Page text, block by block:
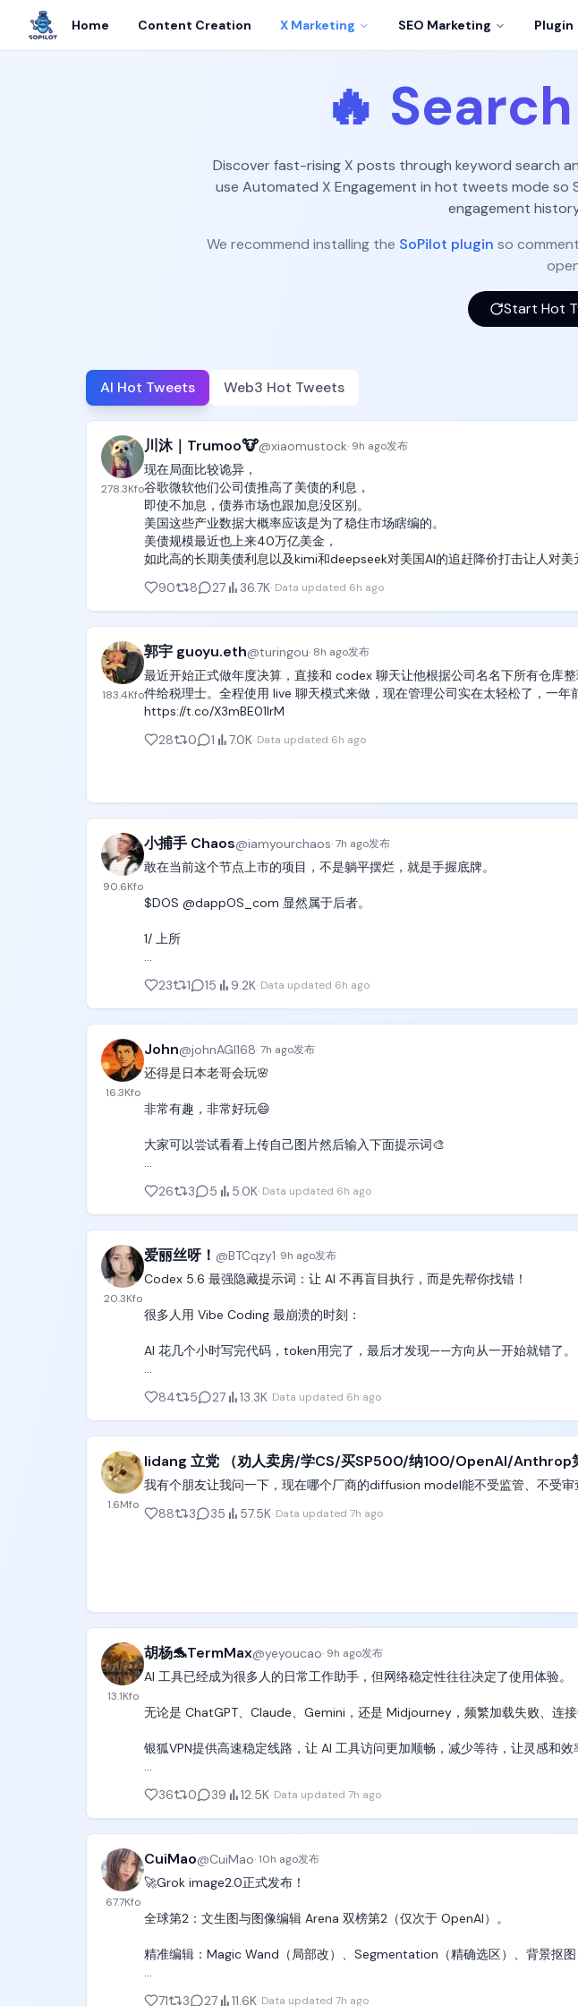
Home Content Creation X Marketing SEO Marketing Plugin
🔥
Discover fast-rising X posts through keyword search
use Automated X Engagement in hot tweets mode
engagement
We recommend installing the SoPilot plugin so
Start Hot
AI Hot Tweets Web3 Hot Tweets
278.3Kfo
川沐｜Trumoo🐮@xiaomustock· 9h ago发布
现在局面比较诡异，
谷歌微软他们公司债推高了美债的利息，
即使不加息，债券市场也跟加息没区别。
美国这些产业数据大概率应该是为了稳住市场瞎编的。
美债规模最近也上来40万亿美金，
如此高的长期美债利息以及kimi和deepseek对美国AI的追赶降价打击让人对美
90 8 27 36.7K· Data updated 6h ago
183.4Kfo
郭宇 guoyu.eth@turingou· 8h ago发布
最近开始正式做年度决算，直接和 codex 聊天让他根据公司名名下所有仓库
件给税理士。全程使用 live 聊天模式来做，现在管理公司实在太轻松了，一年
https://t.co/X3mBE01lrM
28
0 1 7.0K· Data updated 6h ago
90.6Kfo
小捕手 Chaos@iamyourchaos·7h ago发布
敢在当前这个节点上市的项目，不是躺平摆烂，就是手握底牌。
$DOS @dappOS_com 显然属于后者。
1/ 上所
这套配置基本拉满，没什么好挑的。
但 $DOS 手里还藏着一张牌：韩国交易所。
不论是 Kaito 的 Pre-TGE 榜单，还是韩国本土的第三方排名，DAPPOS 都稳居
强社区共识叠加 AI 赛道热度，是 $DOS 后续登陆韩所的最大底气。
2/ 估值
DAPPOS A 轮融资估值：3 亿美元
$DOS 盘前估值：约 3.2 亿美元
数字高度吻合，3 亿美元上下就是市场和共识给出的公允定价。
除此之外，还可以找到两个参照物来辅助判断：
3/ 代币经济
团队 20%
金库 20%
营销 11.5%
投资者和团队的代币设有 12 个月锁定期，且筹码集中度较高。
开盘时的主要抛压来源是空投的 6% + 营销的部分解锁代币，整体流通量可控
4/ 结语
个人持有 $DOS 空投。
利益相关，DYOR。
23 1 15 9.2K· Data updated 6h ago
16.3Kfo
John@johnAGI168·7h ago发布
还得是日本老哥会玩🌸
非常有趣，非常好玩😄
大家可以尝试看看上传自己图片然后输入下面提示词🎨
【风格】日本大型综艺水上闯关特别节目（Japanese TV Game Show，
实摄影（Photorealistic），高饱和夏日色彩，全片实时无慢动作
【时长】30秒
【场景】晴天户外大型休闲泳池闯关赛道，五关从左到右一字排开。第一关：
第二关：水面上一块直径3米的红黄配色圆形浮盘，装在水下轴上持续匀速自
浮块，随水波上下起伏。第四关：一面倾斜的蓝色湿滑爬坡墙，顶端垂下几根
道，湿润反光的乙烯基表面印红色火焰纹，靠电机持续匀速自转，粗细刚好能
方是清澈泳池、无安全垫。背景棕榈树、大型水滑梯、灯架、解说席、坐满观
【固定项】五关的位置尺寸颜色与连接关系全片不变；画面中始终只有一名挑
然湿透；圆形浮盘和黄色管道在出现的所有镜头中都必须是持续转动的
动作：蜂鸣器一响，她用力向前蹬出，滑轮沿缆绳向右滑行，身体在水面上方
解说：「まずはターザンロープ！」（首先是泰山绳！）
音效：起跳蜂鸣器、滑轮滑行声、全场欢呼。
[00:03-00:07] 镜头2：转盘落地（Fixed Side Shot）
镜头：浮盘侧面固定机位，人、绳、转盘同框。
画面：红黄配色的圆形浮盘正在水面上持续匀速自转，湿滑表面反光。
表情：眉毛猛地扬起，牙关咬紧，随即咧嘴笑。
解说：「回転盤だ！耐えた！」（是转盘！撑住了！）
音效：转盘轴的低频嗡嗡声、鞋底摩擦声、爆发的欢呼。
26 3 5 5.0K· Data updated 6h ago
20.3Kfo
爱丽丝呀！ @BTCqzy1· 9h ago发布
Codex 5.6 最强隐藏提示词：让 AI 不再盲目执行，而是先帮你找错！
很多人用 Vibe Coding 最崩溃的时刻：
AI 花几个小时写完代码，token用完了，最后才发现——方向从一开始就错了。
分享一个我反复测试后的codex提示词，让 Codex 开启高级工程师评审模式：
“在执行任何任务前，请先进行独立判断：
检查我的需求是否存在错误前提、逻辑漏洞、信息缺失或隐藏风险。
在执行前，评估方案的长期维护成本和可能影响。”
换成这种方式后，Codex 最大的变化：
1️⃣ 提前发现问题
2️⃣ 优化技术决策
不只是完成功能，而是帮助找到更可靠的实现方案。
3️⃣ 减少无效返工
把问题解决在写代码之前，比后面不断重构更省时间。
84 5 27 13.3K· Data updated 6h ago
1.6Mfo
lidang 立党 （劝人卖房/学CS/买SP500/纳100/OpenAI/Anthrop
我有个朋友让我问一下，现在哪个厂商的diffusion model能不受监管、不受
88
3 35 57.5K· Data updated 7h ago
13.1Kfo
胡杨🐬TermMax@yeyoucao· 9h ago发布
AI 工具已经成为很多人的日常工作助手，但网络稳定性往往决定了使用体验。
无论是 ChatGPT、Claude、Gemini，还是 Midjourney，频繁加载失败、连接
银狐VPN提供高速稳定线路，让 AI 工具访问更加顺畅，减少等待，让灵感和效
⚡ 快速访问
🌍 多场景适用
需要稳定网络体验的朋友，可以下载体验一下。
👉下载即送两天免费体验：https://t.co/RshDjUFPKP
#AI工具 #银狐VPN #VPN
36 0 39 12.5K· Data updated 7h ago
67.7Kfo
CuiMao@CuiMao·10h ago发布
🚀Grok image2.0正式发布！
全球第2：文生图与图像编辑 Arena 双榜第2（仅次于 OpenAI）。
精准编辑：Magic Wand（局部改）、Segmentation（精确选区）、背景抠图
71 3 27 11.6K· Data updated 7h ago